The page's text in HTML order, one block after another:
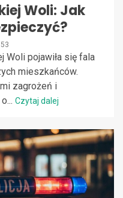
Woli: Jak
53
Woli pojawiła się fala
mieszkańców.
zagrożeń i
Czytaj dalej